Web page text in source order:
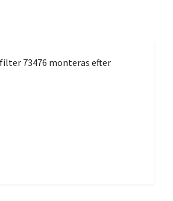
73476 monteras efter